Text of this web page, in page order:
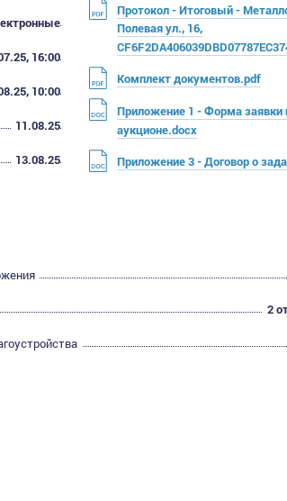
16:00
10:00
11.08.25
13.08.25
Протокол - Итоговый -
Полевая ул., 16,
Комплект документов.pdf
Приложение 1 - Форма заявки
аукционе.docx
Приложение 3 - Договор о
2